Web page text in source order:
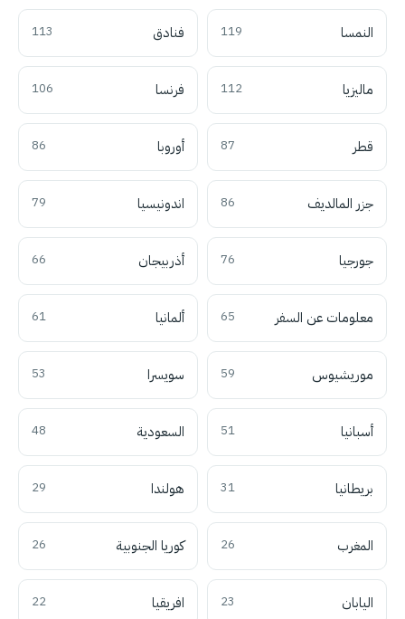
النمسا 119 فنادق 113
ماليزيا 112 فرنسا 106
قطر 87 أوروبا 86
جزر المالديف 86 اندونيسيا 79
جورجيا 76 أذربيجان 66
معلومات عن السفر 65 ألمانيا 61
موريشيوس 59 سويسرا 53
أسبانيا 51 السعودية 48
بريطانيا 31 هولندا 29
المغرب 26 كوريا الجنوبية 26
اليابان 23 افريقيا 22